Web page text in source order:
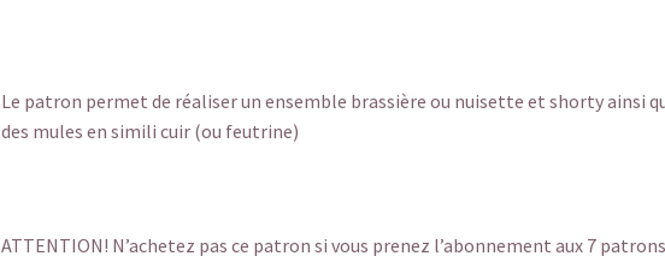
Le patron permet de réaliser un ensemble brassière ou nuisette et shorty ainsi
des mules en simili cuir (ou feutrine)
ATTENTION! N’achetez pas ce patron si vous prenez l’abonnement aux 7